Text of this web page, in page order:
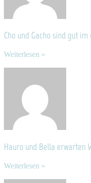
Cho und Gacho sind gut
Weiterlesen »
Hauro und Bella erwarten
Weiterlesen »